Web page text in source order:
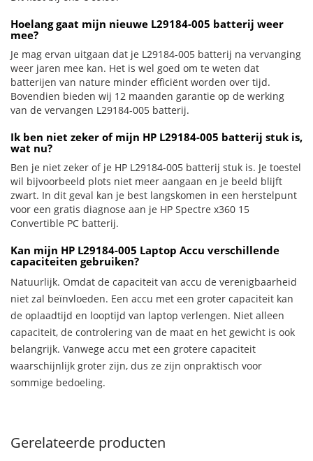
Hoelang gaat mijn nieuwe L29184-005 batterij weer
mee?
Je mag ervan uitgaan dat je L29184-005 batterij na vervanging
weer jaren mee kan. Het is wel goed om te weten dat
batterijen van nature minder efficiënt worden over tijd.
Bovendien bieden wij 12 maanden garantie op de werking
van de vervangen L29184-005 batterij.
Ik ben niet zeker of mijn HP L29184-005 batterij stuk is,
wat nu?
Ben je niet zeker of je HP L29184-005 batterij stuk is. Je toestel
wil bijvoorbeeld plots niet meer aangaan en je beeld blijft
zwart. In dit geval kan je best langskomen in een herstelpunt
voor een gratis diagnose aan je HP Spectre x360 15
Convertible PC batterij.
Kan mijn HP L29184-005 Laptop Accu verschillende
capaciteiten gebruiken?
Natuurlijk. Omdat de capaciteit van accu de verenigbaarheid
niet zal beïnvloeden. Een accu met een groter capaciteit kan
de oplaadtijd en looptijd van laptop verlengen. Niet alleen
capaciteit, de controlering van de maat en het gewicht is ook
belangrijk. Vanwege accu met een grotere capaciteit
waarschijnlijk groter zijn, dus ze zijn onpraktisch voor
sommige bedoeling.
Gerelateerde producten